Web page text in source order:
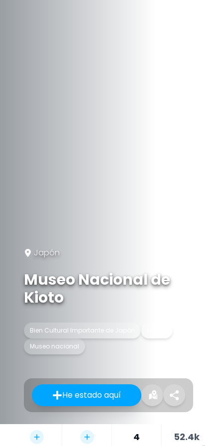
Japón
Museo Nacional de
Kioto
Bien Cultural Importante de Japón
Museo nacional
He estado aquí
4 52.4k